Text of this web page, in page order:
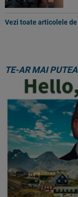
Vezi toate articolele de
TE-AR MAI